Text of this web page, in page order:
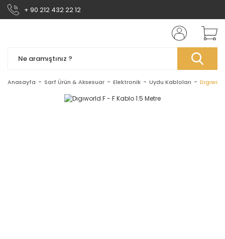
+ 90 212 432 22 12
Anasayfa Sarf Ürün & Aksesuar Elektronik Uydu Kabloları